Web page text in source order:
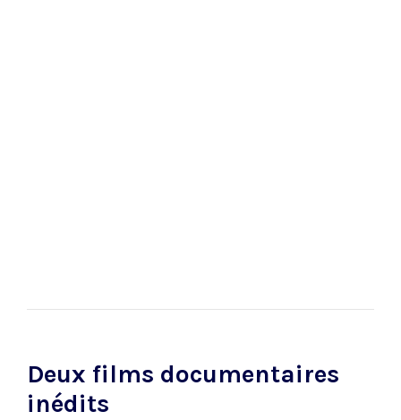
Deux films documentaires
inédits